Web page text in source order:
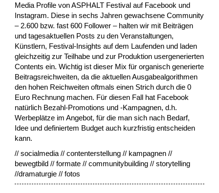
Media Profile von ASPHALT Festival auf Facebook und
Instagram. Diese in sechs Jahren gewachsene Community
– 2.600 bzw. fast 600 Follower – halten wir mit Beiträgen
und tagesaktuellen Posts zu den Veranstaltungen,
Künstlern, Festival-Insights auf dem Laufenden und laden
gleichzeitig zur Teilhabe und zur Produktion usergenerierten
Contents ein. Wichtig ist dieser Mix für organisch generierte
Beitragsreichweiten, da die aktuellen Ausgabealgorithmen
den hohen Reichweiten oftmals einen Strich durch die 0
Euro Rechnung machen. Für diesen Fall hat Facebook
natürlich Bezahl-Promotions und -Kampagnen, d.h.
Werbeplätze im Angebot, für die man sich nach Bedarf,
Idee und definiertem Budget auch kurzfristig entscheiden
kann.
// socialmedia // contenterstellung // kampagnen //
bewegtbild // formate // communitybuilding // storytelling
//dramaturgie // fotos